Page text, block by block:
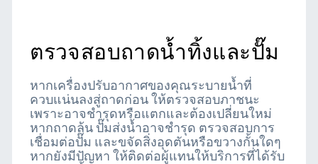
ตรวจสอบถาดน้ำทิ้งและปั๊ม
หากเครื่องปรับอากาศของคุณระบายน้ำที่
ควบแน่นลงสู่ถาดก่อน ให้ตรวจสอบภาชนะ
เพราะอาจชำรุดหรือแตกและต้องเปลี่ยนใหม่
หากถาดล้น ปั๊มส่งน้ำอาจชำรุด ตรวจสอบการ
เชื่อมต่อปั๊ม และขจัดสิ่งอุดตันหรือขวางกั้นใดๆ
หากยังมีปัญหา ให้ติดต่อผู้แทนให้บริการที่ได้รับ